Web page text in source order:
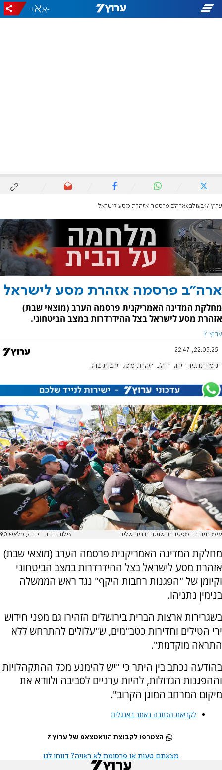
-
+
ערוץ 7 בעולם ארה"ב פרסמה אזהרת מסע לישראל
ארה"ב פרסמה אזהרת מסע לישראל
מחלקת המדינה האמריקנית פרסמה הערב (מוצאי שבת)
אזהרת מסע לישראל בצל ההידרדרות במצב הביטחוני.
ערוץ 7
22.03.25, 22:47
בנימין נתניהו טרור ארה"ב אזהרת מסע חרבות ברזל
עימותים בין מפגינים ושוטרים בירושלים צילום: יונתן זינדל, פלאש 90
מחלקת המדינה האמריקנית פרסמה הערב (מוצאי שבת)
אזהרת מסע לישראל בצל ההידרדרות במצב הביטחוני
וקיומן של "הפגנות רחבות היקף" נגד ראש הממשלה
בנימין נתניהו.
בשגרירות ארצות הברית בירושלים הזהירו גם מפני חידוש
ירי הטילים וחדירות כטב"מים, ש"עלולים להתרחש ללא
התראה מוקדמת".
בהודעה נכתב בין היתר כי "יש להימנע מכל ההתקהלויות
וההפגנות הגדולות, להיות ערניים לסביבה ולוודא את
מיקום המרחב המוגן הקרוב".
לקריאת הכתבה באתר באנגלית
הצטרפו לקבוצת הוואטצאפ של ערוץ 7
מצאתם טעות או פרסומת לא ראויה? דווחו לנו